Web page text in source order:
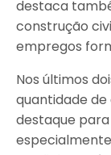
destaca
construção
empregos
Nos últimos
quantidade
destaque